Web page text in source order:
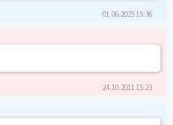
01.06.2025 15:36
24.10.2011 15:23